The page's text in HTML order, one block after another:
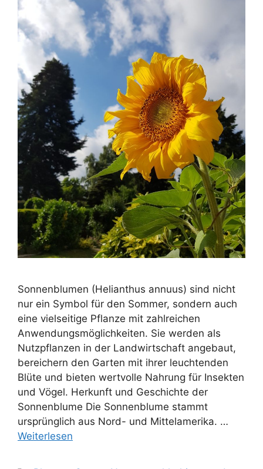
Sonnenblumen (Helianthus annuus) sind nicht
nur ein Symbol für den Sommer, sondern auch
eine vielseitige Pflanze mit zahlreichen
Anwendungsmöglichkeiten. Sie werden als
Nutzpflanzen in der Landwirtschaft angebaut,
bereichern den Garten mit ihrer leuchtenden
Blüte und bieten wertvolle Nahrung für Insekten
und Vögel. Herkunft und Geschichte der
Sonnenblume Die Sonnenblume stammt
ursprünglich aus Nord- und Mittelamerika. …
Weiterlesen